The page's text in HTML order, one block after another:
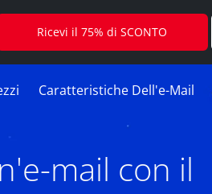
Caratteristiche Dell'e-Mail
mail con il
Ricevi il 75% di SCONTO